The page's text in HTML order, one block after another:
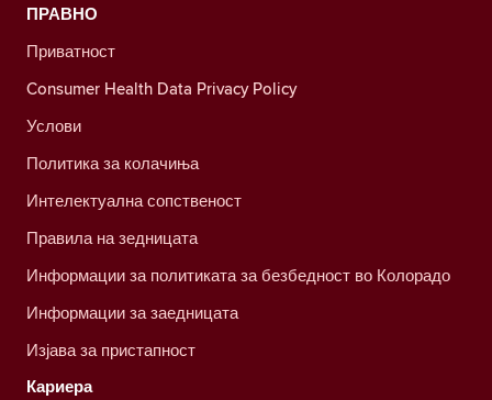
ПРАВНО
Приватност
Consumer Health Data Privacy Policy
Услови
Политика за колачиња
Интелектуална сопственост
Правила на зедницата
Информации за политиката за безбедност во Колорадо
Информации за заедницата
Изјава за пристапност
Кариера